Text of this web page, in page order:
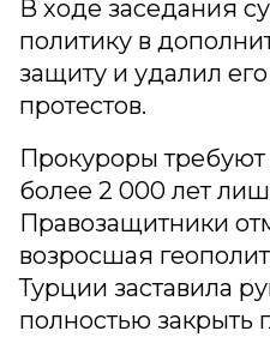
В ходе заседания
политику в
защиту и удалил
протестов.
Прокуроры
более 2 000 лет
Правозащитники
возросшая
Турции заставила
полностью закрыть